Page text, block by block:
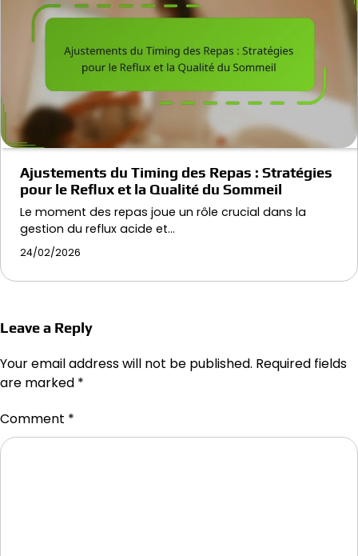
Ajustements du Timing des Repas : Stratégies
pour le Reflux et la Qualité du Sommeil
Le moment des repas joue un rôle crucial dans la
gestion du reflux acide et…
24/02/2026
Leave a Reply
Your email address will not be published. Required fields
are marked *
Comment *